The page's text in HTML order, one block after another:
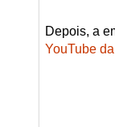
Depois, a
YouTube